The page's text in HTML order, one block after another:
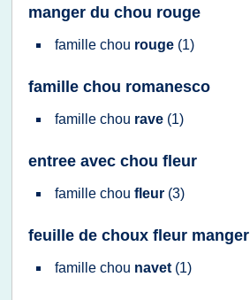
manger du chou rouge
famille chou rouge (1)
famille chou romanesco
famille chou rave (1)
entree avec chou fleur
famille chou fleur (3)
feuille de choux fleur manger
famille chou navet (1)